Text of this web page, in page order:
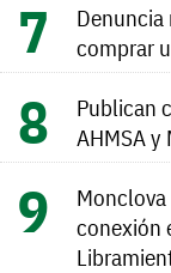
Denuncia
comprar
Publican
AHMSA y
conexión